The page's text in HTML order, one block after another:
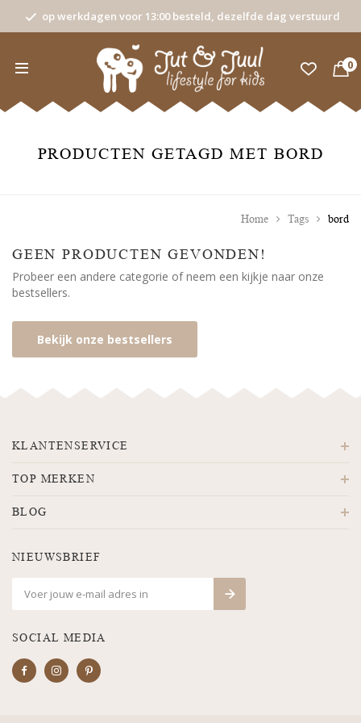
op werkdagen voor 13:00 besteld, dezelfde dag verstuurd
0
PRODUCTEN GETAGD MET BORD
Home Tags bord
GEEN PRODUCTEN GEVONDEN!
Probeer een andere categorie of neem een kijkje naar onze
bestsellers.
Bekijk onze bestsellers
KLANTENSERVICE
TOP MERKEN
BLOG
NIEUWSBRIEF
SOCIAL MEDIA